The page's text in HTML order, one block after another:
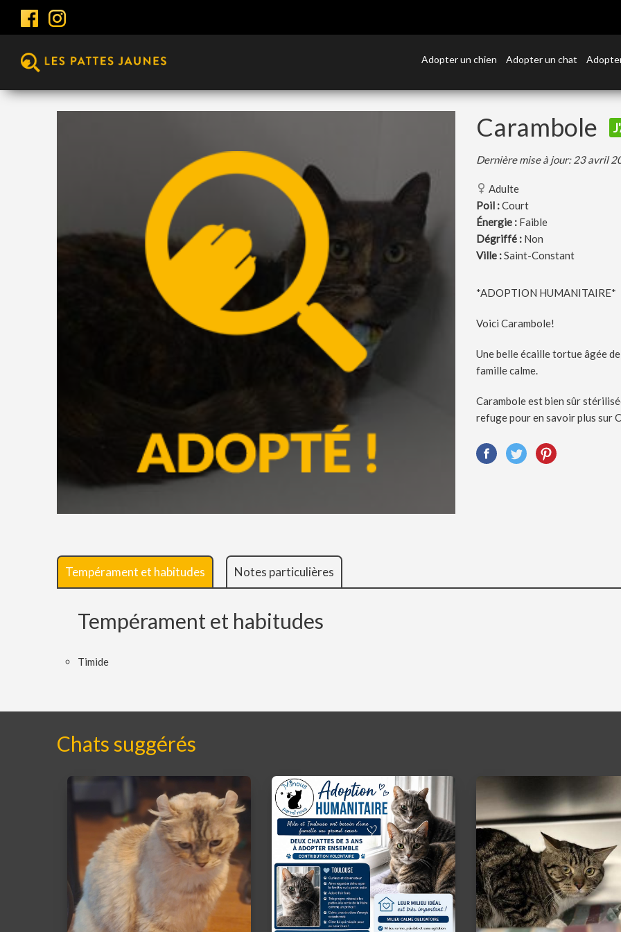
Adopter un chien Adopter un chat
Carambole
Dernière mise à jour: 23 avril
Adulte
Poil :Court
Énergie : Faible
Dégriffé : Non
Ville :Saint-Constant
*ADOPTION HUMANITAIRE*
Voici Carambole!
Une belle écaille tortue âgée
famille calme.
Carambole est bien sûr
refuge pour en savoir plus sur
Tempérament et habitudes Notes particulières
Tempérament et habitudes
Timide
Chats suggérés